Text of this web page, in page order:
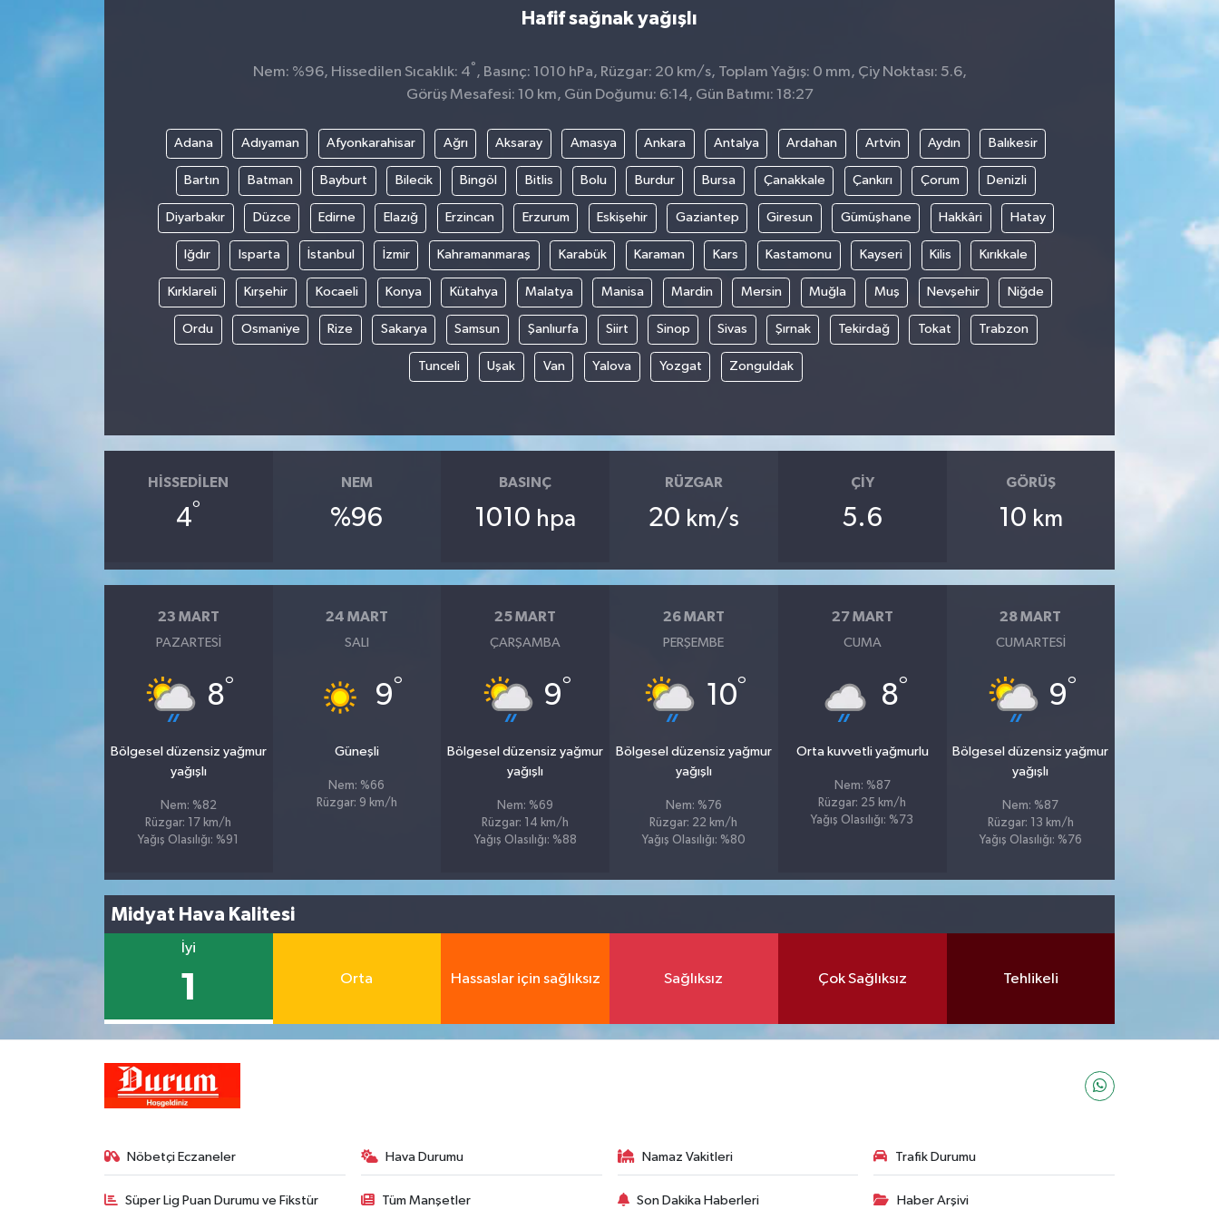
Hafif sağnak yağışlı
Nem: %96, Hissedilen Sıcaklık: 4° , Basınç: 1010 hPa, Rüzgar: 20 km/s, Toplam Yağış: 0 mm, Çiy Noktası: 5.6,
Görüş Mesafesi: 10 km, Gün Doğumu: 6:14, Gün Batımı: 18:27
Adana Adıyaman Afyonkarahisar Ağrı Aksaray Amasya Ankara Antalya Ardahan Artvin Aydın Balıkesir
Bartın Batman Bayburt Bilecik Bingöl Bitlis Bolu Burdur Bursa Çanakkale Çankırı Çorum Denizli
Diyarbakır Düzce Edirne Elazığ Erzincan Erzurum Eskişehir Gaziantep Giresun Gümüşhane Hakkâri Hatay
Iğdır Isparta İstanbul İzmir Kahramanmaraş Karabük Karaman Kars Kastamonu Kayseri Kilis Kırıkkale
Kırklareli Kırşehir Kocaeli Konya Kütahya Malatya Manisa Mardin Mersin Muğla Muş Nevşehir Niğde
Ordu Osmaniye Rize Sakarya Samsun Şanlıurfa Siirt Sinop Sivas Şırnak Tekirdağ Tokat Trabzon
Tunceli Uşak Van Yalova Yozgat Zonguldak
HISSEDILEN
4°
NEM
%96
BASINÇ
1010 hpa
RÜZGAR
20 km/s
ÇIY
5.6
GÖRÜŞ
10 km
23 MART
PAZARTESI
8°
Bölgesel düzensiz yağmur
yağışlı
Nem: %82
Rüzgar: 17 km/h
Yağış Olasılığı: %91
24 MART
SALI
9°
Güneşli
Nem: %66
Rüzgar: 9 km/h
25 MART
ÇARŞAMBA
9°
Bölgesel düzensiz yağmur
yağışlı
Nem: %69
Rüzgar: 14 km/h
Yağış Olasılığı: %88
26 MART
PERŞEMBE
10°
Bölgesel düzensiz yağmur
yağışlı
Nem: %76
Rüzgar: 22 km/h
Yağış Olasılığı: %80
27 MART
CUMA
8°
Orta kuvvetli yağmurlu
Nem: %87
Rüzgar: 25 km/h
Yağış Olasılığı: %73
28 MART
CUMARTESI
9°
Bölgesel düzensiz yağmur
yağışlı
Nem: %87
Rüzgar: 13 km/h
Yağış Olasılığı: %76
Midyat Hava Kalitesi
İyi
1 Orta Hassaslar için sağlıksız Sağlıksız Çok Sağlıksız Tehlikeli
Nöbetçi Eczaneler Hava Durumu Namaz Vakitleri Trafik Durumu
Süper Lig Puan Durumu ve Fikstür Tüm Manşetler Son Dakika Haberleri Haber Arşivi